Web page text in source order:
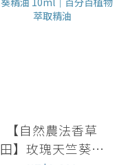
【自然農法香草
田】玫瑰天竺葵精